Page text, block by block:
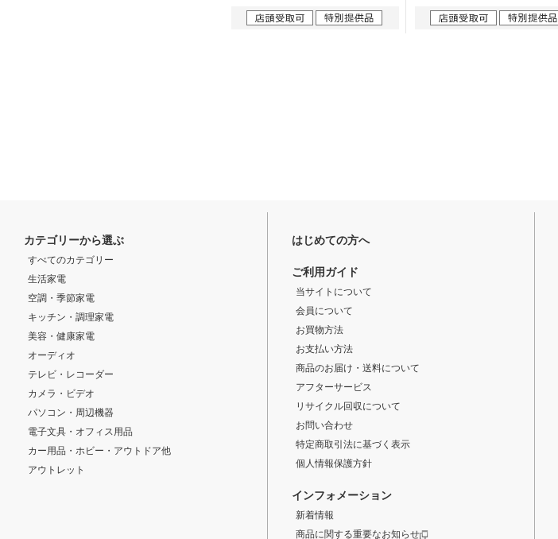
カテゴリーから選ぶ
すべてのカテゴリー
生活家電
空調・季節家電
キッチン・調理家電
美容・健康家電
オーディオ
テレビ・レコーダー
カメラ・ビデオ
パソコン・周辺機器
電子文具・オフィス用品
カー用品・ホビー・アウトドア他
アウトレット
はじめての方へ
ご利用ガイド
当サイトについて
会員について
お買物方法
お支払い方法
商品のお届け・送料について
アフターサービス
リサイクル回収について
お問い合わせ
特定商取引法に基づく表示
個人情報保護方針
インフォメーション
新着情報
商品に関する重要なお知らせ